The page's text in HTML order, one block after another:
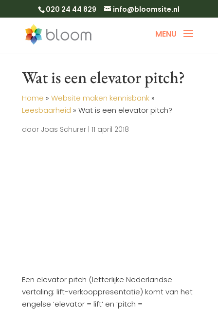
020 24 44 829 info@bloomsite.nl
Wat is een elevator pitch?
Home » Website maken kennisbank»
Leesbaarheid » Wat is een elevator pitch?
door Joas Schurer 11 april 2018
Een elevator pitch (letterlijke Nederlandse
vertaling: lift-verkooppresentatie) komt van het
engelse ‘elevator = lift’ en ‘pitch =